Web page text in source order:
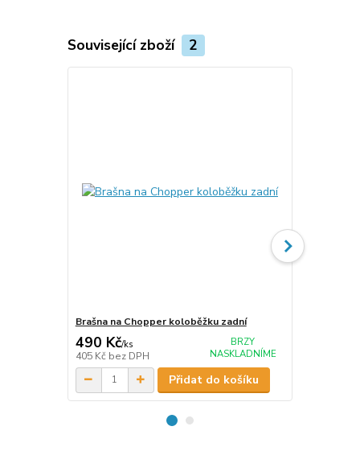
Související zboží 2
Brašna na Chopper koloběžku zadní
490 Kč/ks
405 Kč bez DPH
BRZY
NASKLADNÍME
Přidat do košíku